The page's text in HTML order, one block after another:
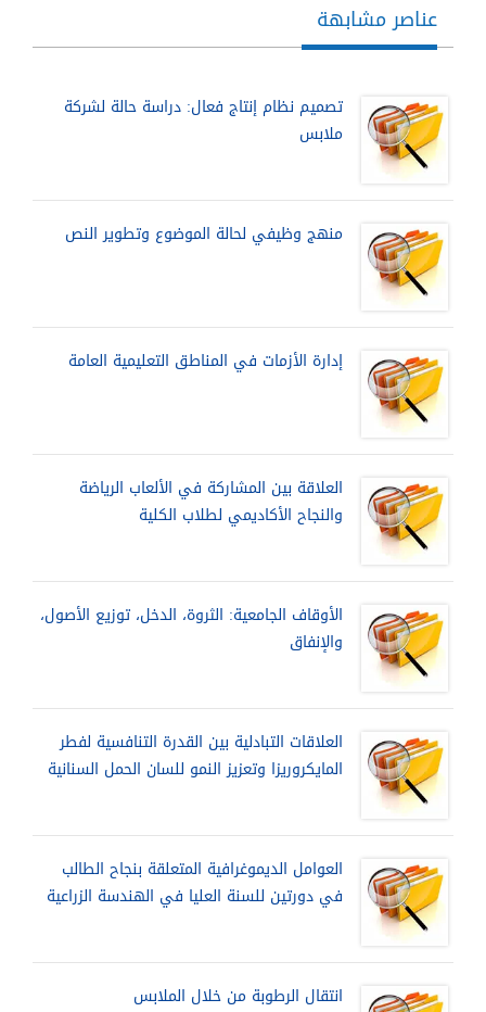
عناصر مشابهة
تصميم نظام إنتاج فعال: دراسة حالة لشركة
ملابس
منهج وظيفي لحالة الموضوع وتطوير النص
إدارة الأزمات في المناطق التعليمية العامة
العلاقة بين المشاركة في الألعاب الرياضة
والنجاح الأكاديمي لطلاب الكلية
الأوقاف الجامعية: الثروة، الدخل، توزيع الأصول،
والإنفاق
العلاقات التبادلية بين القدرة التنافسية لفطر
المايكروريزا وتعزيز النمو للسان الحمل السنانية
العوامل الديموغرافية المتعلقة بنجاح الطالب
في دورتين للسنة العليا في الهندسة الزراعية
انتقال الرطوبة من خلال الملابس